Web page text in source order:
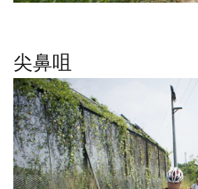
尖鼻咀